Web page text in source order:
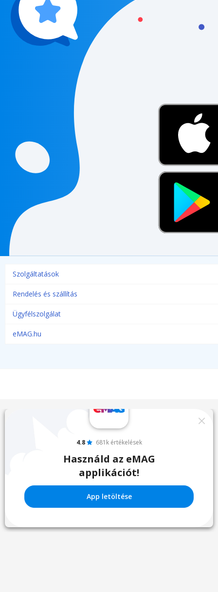
Szolgáltatások
Rendelés és szállítás
Ügyfélszolgálat
eMAG.hu
4.8 681k értékelések
Használd az eMAG
applikációt!
App letöltése